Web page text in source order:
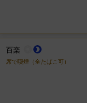
百楽 brightness_2
席で喫煙（全たばこ可）